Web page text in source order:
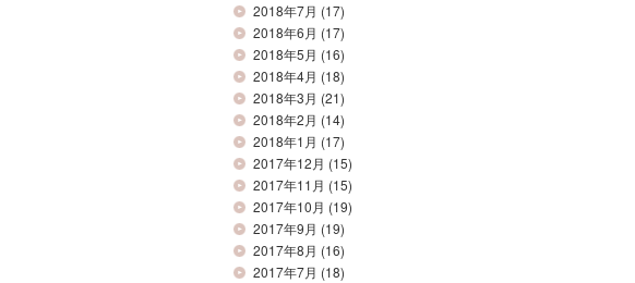
2018年7月 (17)
2018年6月 (17)
2018年5月 (16)
2018年4月 (18)
2018年3月 (21)
2018年2月 (14)
2018年1月 (17)
2017年12月 (15)
2017年11月 (15)
2017年10月 (19)
2017年9月 (19)
2017年8月 (16)
2017年7月 (18)